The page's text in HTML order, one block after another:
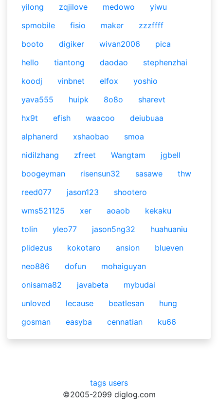
yilong
zqjilove medowo
yiwu
spmobile
fisio maker
zzzffff
booto
digiker wivan2006
pica
hello
tiantong daodao
stephenzhai
koodj
vinbnet elfox
yoshio
yava555
huipk 8o8o
sharevt
hx9t
efish waacoo
deiubuaa
alphanerd
xshaobao
smoa
nidilzhang
zfreet Wangtam
jgbell
boogeyman
risensun32 sasawe
thw
reed077
jason123
shootero
wms521125
xer aoaob
kekaku
tolin
yleo77 jason5ng32
huahuaniu
plidezus
kokotaro ansion
blueven
neo886
dofun
mohaiguyan
onisama82
javabeta
mybudai
unloved
lecause beatlesan
hung
gosman
easyba cennatian ku66
tags users
©2005-2099 diglog.com